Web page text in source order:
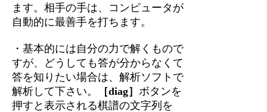
ます。相手の手は、コンピュータが
自動的に最善手を打ちます。
・基本的には自分の力で解くもので
すが、どうしても答が分からなくて
答を知りたい場合は、解析ソフトで
解析して下さい。
［diag］ ボタンを
押すと表示される棋譜の文字列を